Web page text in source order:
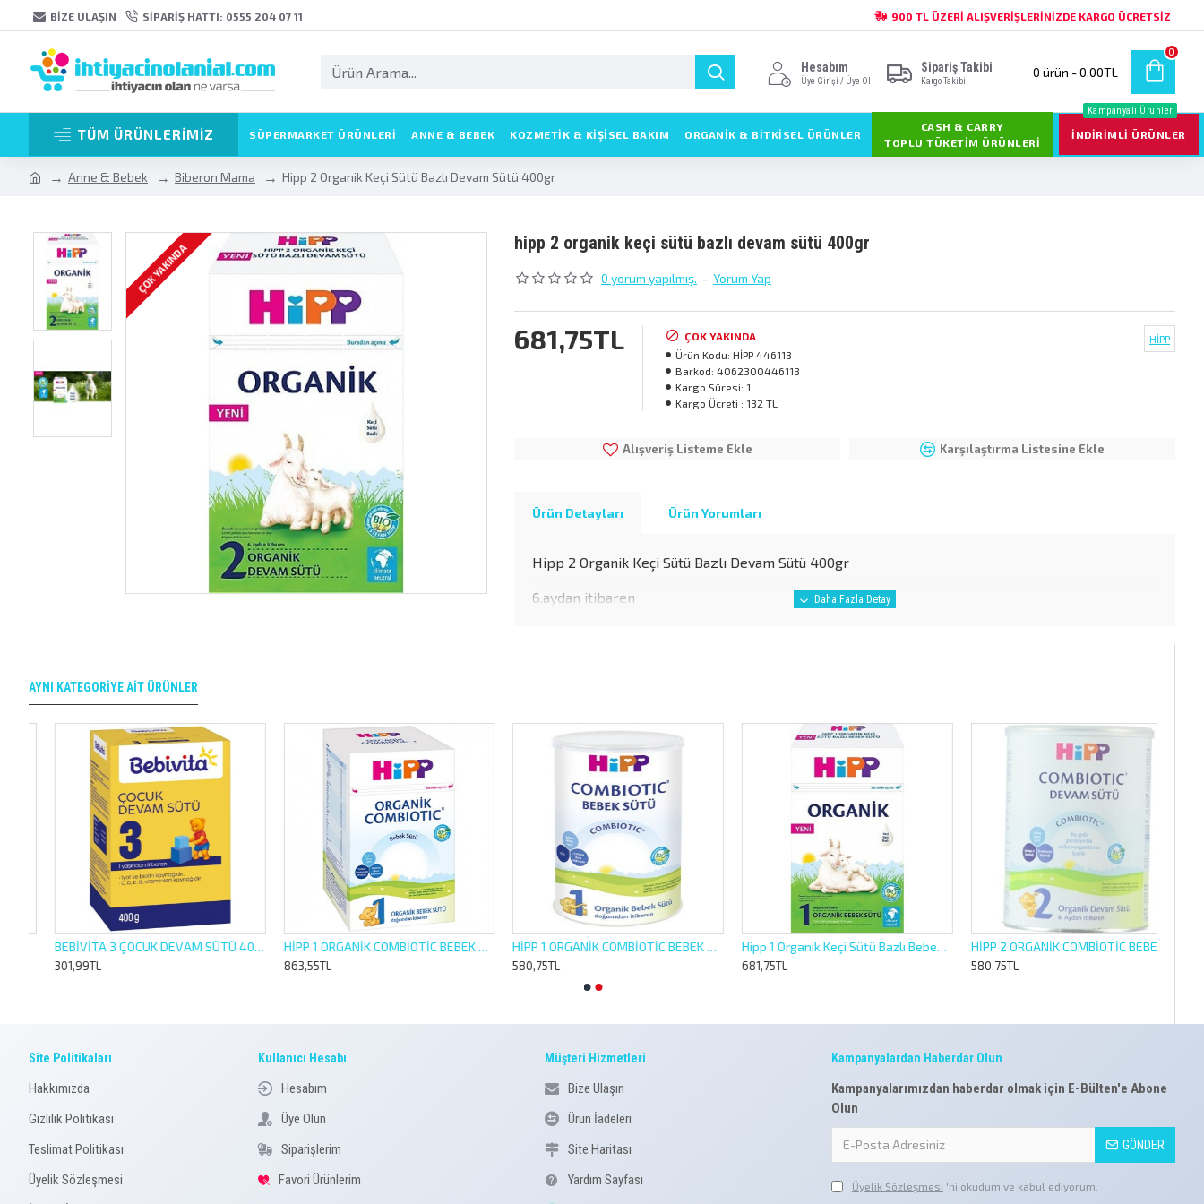
BIZE ULAŞIN SIPARIŞ HATTI: 0555 204 07 11 900 TL ÜZERI ALIŞVERIŞLERINIZDE KARGO ÜCRETSIZ
Hesabım
Üye Girişi / Üye Ol
Sipariş Takibi
Kargo Takibi
0 ürün - 0,00TL
0
TÜM ÜRÜNLERİMİZ SÜPERMARKET ÜRÜNLERI ANNE & BEBEK KOZMETIK & KIŞISEL BAKIM ORGANİK & BİTKİSEL ÜRÜNLER
CASH & CARRY
TOPLU TÜKETIM ÜRÜNLERI
İNDIRIMLI ÜRÜNLER
Kampanyalı Ürünler
Anne & Bebek Biberon Mama Hipp 2 Organik Keçi Sütü Bazlı Devam Sütü 400gr
ÇOK YAKINDA hipp 2 organik keçi sütü bazlı devam sütü 400gr
0 yorum yapılmış. - Yorum Yap
681,75TL
ÇOK YAKINDA
Ürün Kodu: HİPP 446113
Barkod: 4062300446113
Kargo Süresi: 1
Kargo Ücreti : 132 TL
HİPP
Alışveriş Listeme Ekle Karşılaştırma Listesine Ekle
Ürün Detayları Ürün Yorumları
Hipp 2 Organik Keçi Sütü Bazlı Devam Sütü 400gr
6.aydan itibaren
AYNI KATEGORIYE AIT ÜRÜNLER
BEBİVİTA 3 ÇOCUK DEVAM SÜTÜ 400 GR
301,99TL
HİPP 1 ORGANİK COMBİOTİC BEBEK SÜTÜ 600 GR
863,55TL
HİPP 1 ORGANİK COMBİOTİC BEBEK SÜTÜ 350GR
580,75TL
Hipp 1 Organik Keçi Sütü Bazlı Bebek Sütü 400gr
681,75TL
HİPP 2 ORGANİK COMBİOTİC BEBEK DEVAM SÜTÜ 350GR
580,75TL
Site Politikaları
Hakkımızda
Gizlilik Politikası
Teslimat Politikası
Üyelik Sözleşmesi
Kullanıcı Hesabı
Hesabım
Üye Olun
Siparişlerim
Favori Ürünlerim
Müşteri Hizmetleri
Bize Ulaşın
Ürün İadeleri
Site Haritası
Yardım Sayfası
Kampanyalardan Haberdar Olun
Kampanyalarımızdan haberdar olmak için E-Bülten'e Abone
Olun
GÖNDER
Üyelik Sözleşmesi 'ni okudum ve kabul ediyorum.